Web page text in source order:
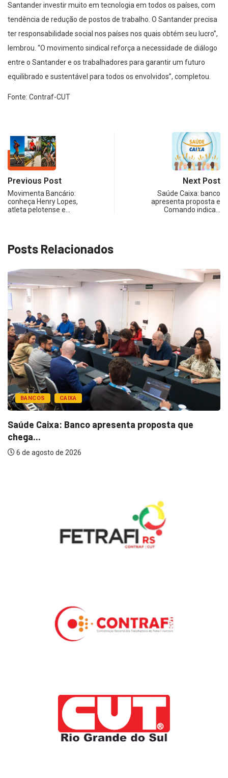
Santander investir muito em tecnologia em todos os países, com
tendência de redução de postos de trabalho. O Santander precisa
ter responsabilidade social nos países nos quais obtém seu lucro”,
lembrou. “O movimento sindical reforça a necessidade de diálogo
entre o Santander e os trabalhadores para garantir um futuro
equilibrado e sustentável para todos os envolvidos”, completou.
Fonte: Contraf-CUT
Previous Post
Movimenta Bancário:
conheça Henry Lopes,
atleta pelotense e…
Next Post
Saúde Caixa: banco
apresenta proposta e
Comando indica…
Posts Relacionados
BANCOS CAIXA
Saúde Caixa: Banco apresenta proposta que
chega...
6 de agosto de 2026